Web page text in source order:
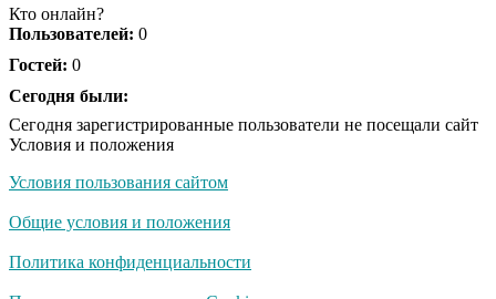
Кто онлайн?
Пользователей: 0
Гостей: 0
Сегодня были:
Сегодня зарегистрированные пользователи не посещали сайт
Условия и положения
Условия пользования сайтом
Общие условия и положения
Политика конфиденциальности